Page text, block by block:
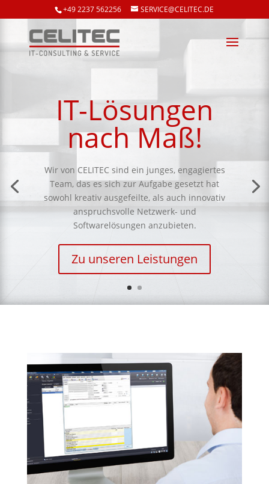
+49 2237 562256 SERVICE@CELITEC.DE
IT-Lösungen
nach Maß!
Wir von CELITEC sind ein junges, engagiertes
Team, das es sich zur Aufgabe gesetzt hat
sowohl kreativ ausgefeilte, als auch innovativ
anspruchsvolle Netzwerk- und
Softwarelösungen anzubieten.
Zu unseren Leistungen